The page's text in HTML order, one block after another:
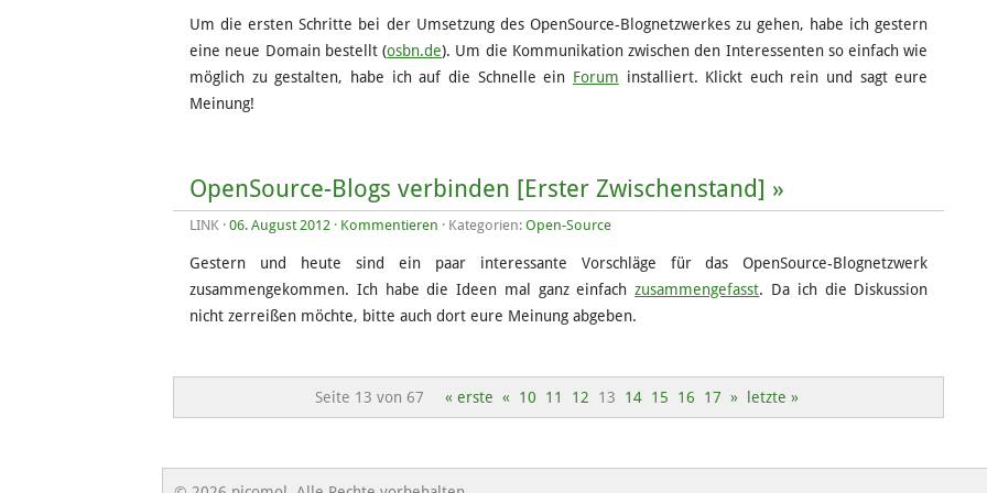
Um die ersten Schritte bei der Umsetzung des OpenSource-Blognetzwerkes zu gehen, habe ich gestern
eine neue Domain bestellt (osbn.de). Um die Kommunikation zwischen den Interessenten so einfach wie
möglich zu gestalten, habe ich auf die Schnelle ein Forum installiert. Klickt euch rein und sagt eure
Meinung!
OpenSource-Blogs verbinden [Erster Zwischenstand] »
LINK · 06. August 2012 · Kommentieren · Kategorien: Open-Source
Gestern und heute sind ein paar interessante Vorschläge für das OpenSource-Blognetzwerk
zusammengekommen. Ich habe die Ideen mal ganz einfachzusammengefasst. Da ich die Diskussion
nicht zerreißen möchte, bitte auch dort eure Meinung abgeben.
Seite 13 von 67 « erste « 10 11 12 13 14 15 16 17 » letzte »